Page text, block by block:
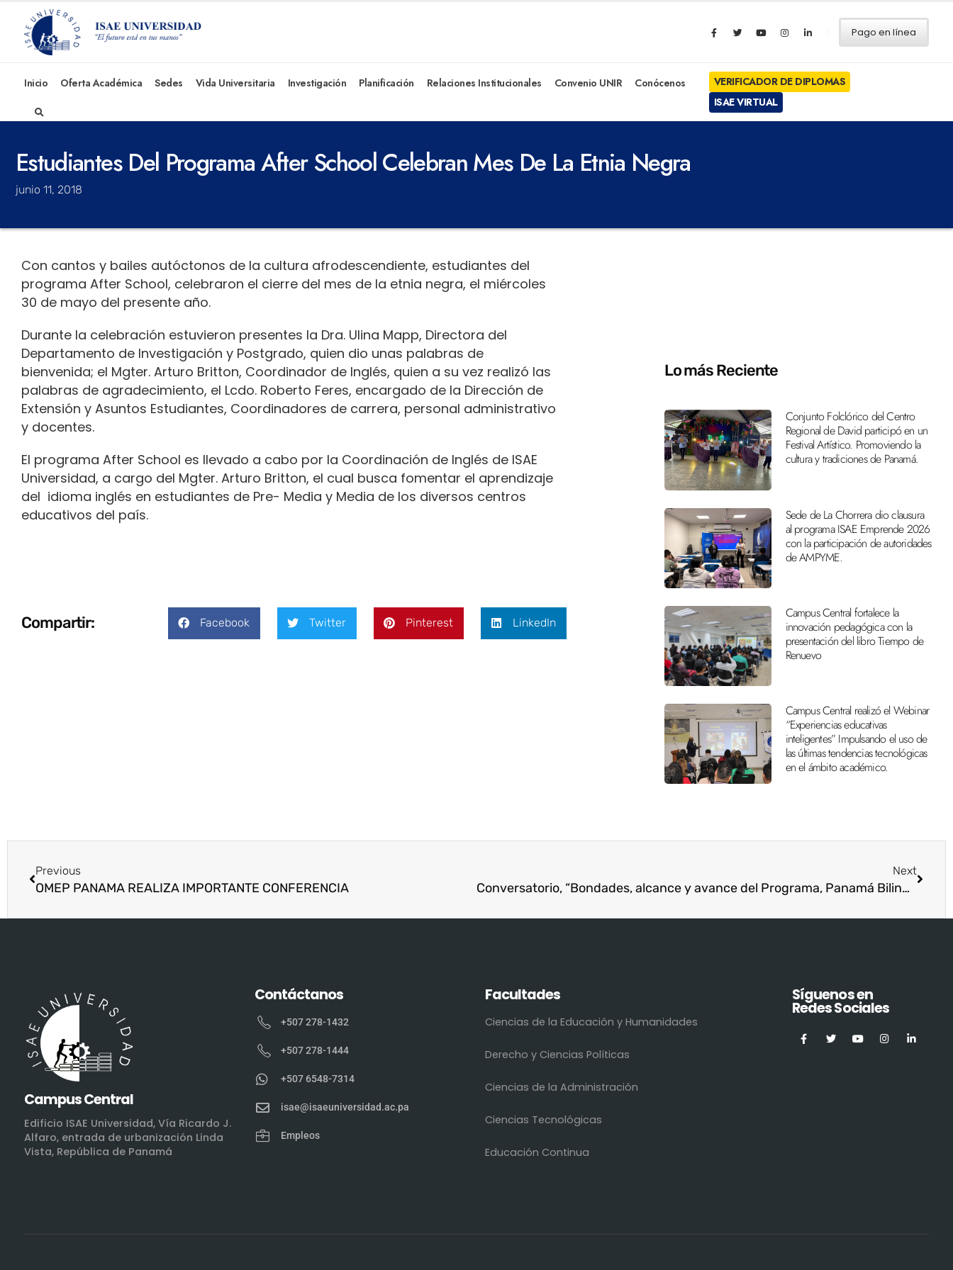
Pago en línea
Inicio Oferta Académica Sedes Vida Universitaria Investigación Planificación Relaciones Institucionales Convenio UNIR Conócenos
VERIFICADOR DE DIPLOMAS
ISAE VIRTUAL
Estudiantes Del Programa After School Celebran Mes De La Etnia Negra
junio 11, 2018
Con cantos y bailes autóctonos de la cultura afrodescendiente, estudiantes del
programa After School, celebraron el cierre del mes de la etnia negra, el miércoles
30 de mayo del presente año.
Durante la celebración estuvieron presentes la Dra. Ulina Mapp, Directora del
Departamento de Investigación y Postgrado, quien dio unas palabras de
bienvenida; el Mgter. Arturo Britton, Coordinador de Inglés, quien a su vez realizó las
palabras de agradecimiento, el Lcdo. Roberto Feres, encargado de la Dirección de
Extensión y Asuntos Estudiantes, Coordinadores de carrera, personal administrativo
y docentes.
El programa After School es llevado a cabo por la Coordinación de Inglés de ISAE
Universidad, a cargo del Mgter. Arturo Britton, el cual busca fomentar el aprendizaje
del idioma inglés en estudiantes de Pre- Media y Media de los diversos centros
educativos del país.
Compartir: Facebook Twitter Pinterest LinkedIn
Lo más Reciente
Conjunto Folclórico del Centro
Regional de David participó en un
Festival Artístico. Promoviendo la
cultura y tradiciones de Panamá.
Sede de La Chorrera dio clausura
al programa ISAE Emprende 2026
con la participación de autoridades
de AMPYME.
Campus Central fortalece la
innovación pedagógica con la
presentación del libro Tiempo de
Renuevo
Campus Central realizó el Webinar
“Experiencias educativas
inteligentes” Impulsando el uso de
las últimas tendencias tecnológicas
en el ámbito académico.
Previous
OMEP PANAMA REALIZA IMPORTANTE CONFERENCIA
Next
Conversatorio, “Bondades, alcance y avance del Programa, Panamá Bilingüe”
Campus Central
Edificio ISAE Universidad, Vía Ricardo J.
Alfaro, entrada de urbanización Linda
Vista, República de Panamá
Contáctanos
+507 278-1432
+507 278-1444
+507 6548-7314
isae@isaeuniversidad.ac.pa
Empleos
Facultades
Ciencias de la Educación y Humanidades
Derecho y Ciencias Políticas
Ciencias de la Administración
Ciencias Tecnológicas
Educación Continua
Síguenos en
Redes Sociales